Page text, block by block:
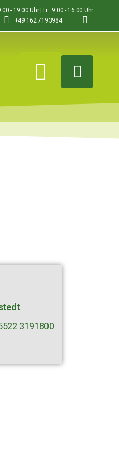
- 19:00 Uhr | Fr.: 9:00 - 16:00 Uhr
+49 162 7193984
3191800